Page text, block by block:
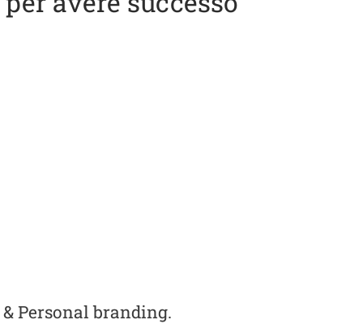
Personal branding.